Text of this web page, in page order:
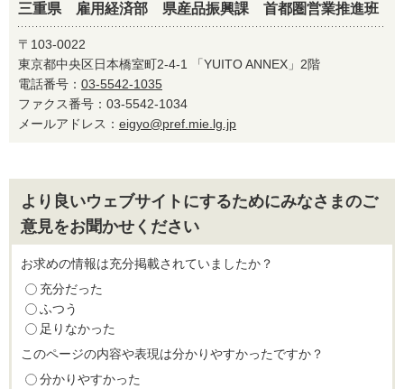
三重県 雇用経済部 県産品振興課 首都圏営業推進班
〒103-0022
東京都中央区日本橋室町2-4-1 「YUITO ANNEX」2階
電話番号： 03-5542-1035
ファクス番号：03-5542-1034
メールアドレス： eigyo@pref.mie.lg.jp
より良いウェブサイトにするためにみなさまのご
意見をお聞かせください
お求めの情報は充分掲載されていましたか？
充分だった
ふつう
足りなかった
このページの内容や表現は分かりやすかったですか？
分かりやすかった